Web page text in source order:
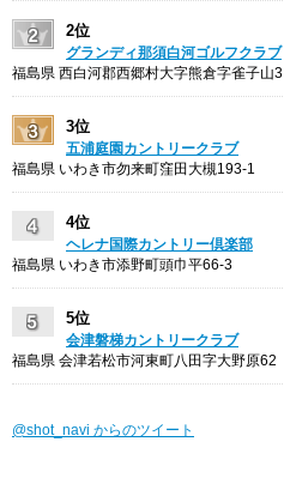
2位
グランディ那須白河ゴルフクラブ
福島県 西白河郡西郷村大字熊倉字雀子山3
3位
五浦庭園カントリークラブ
福島県 いわき市勿来町窪田大槻193-1
4位
ヘレナ国際カントリー倶楽部
福島県 いわき市添野町頭巾平66-3
5位
会津磐梯カントリークラブ
福島県 会津若松市河東町八田字大野原62
@shot_navi からのツイート